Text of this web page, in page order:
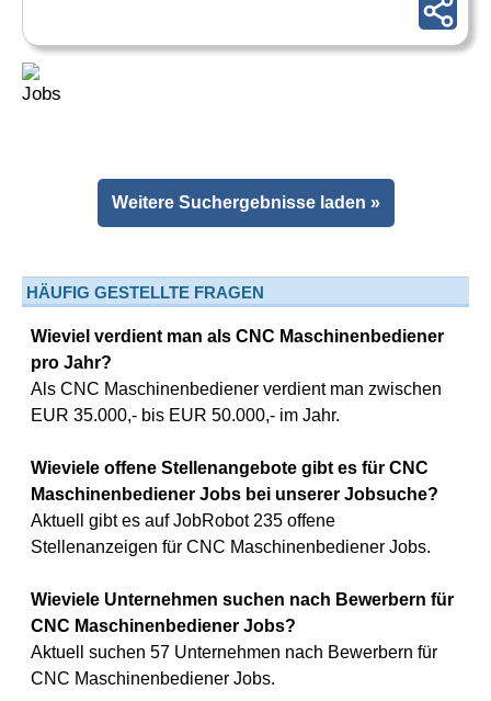
Weitere Suchergebnisse laden »
HÄUFIG GESTELLTE FRAGEN
Wieviel verdient man als CNC Maschinenbediener
pro Jahr?
Als CNC Maschinenbediener verdient man zwischen
EUR 35.000,- bis EUR 50.000,- im Jahr.
Wieviele offene Stellenangebote gibt es für CNC
Maschinenbediener Jobs bei unserer Jobsuche?
Aktuell gibt es auf JobRobot 235 offene
Stellenanzeigen für CNC Maschinenbediener Jobs.
Wieviele Unternehmen suchen nach Bewerbern für
CNC Maschinenbediener Jobs?
Aktuell suchen 57 Unternehmen nach Bewerbern für
CNC Maschinenbediener Jobs.